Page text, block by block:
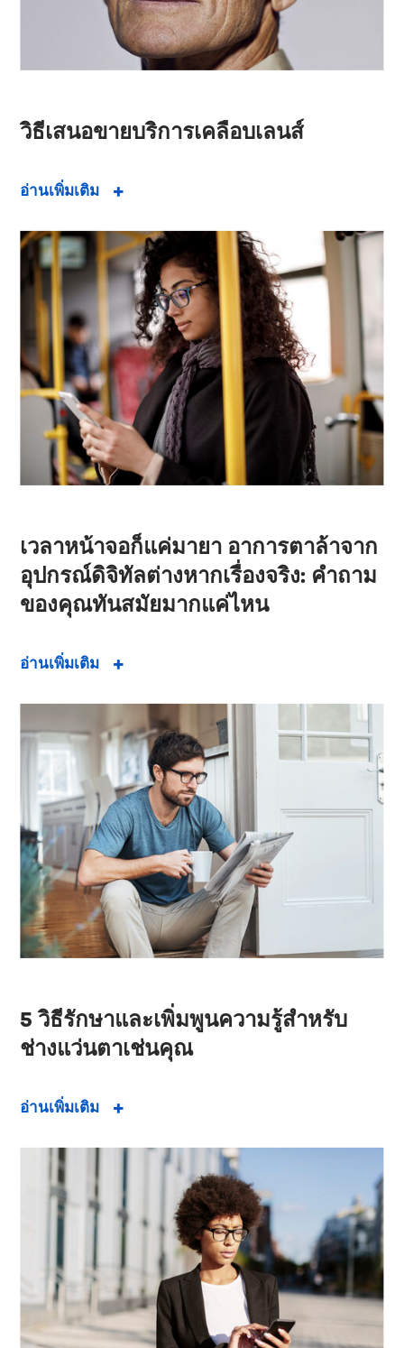
วิธีเสนอขายบริการเคลือบเลนส์
อ่านเพิ่มเติม
เวลาหน้าจอก็แค่มายา อาการตาล้าจาก
อุปกรณ์ดิจิทัลต่างหากเรื่องจริง: คำถาม
ของคุณทันสมัยมากแค่ไหน
อ่านเพิ่มเติม
5 วิธีรักษาและเพิ่มพูนความรู้สำหรับ
ช่างแว่นตาเช่นคุณ
อ่านเพิ่มเติม